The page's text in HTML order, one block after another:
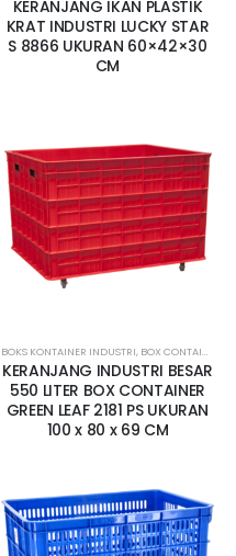
KERANJANG IKAN PLASTIK
KRAT INDUSTRI LUCKY STAR
S 8866 UKURAN 60×42×30
CM
,BOX CONTAINER BESAR
BOKS KONTAINER INDUSTRI, BOX CONTAINER BESAR
KERANJANG INDUSTRI BESAR
550 LITER BOX CONTAINER
GREEN LEAF 2181 PS UKURAN
100 x 80 x 69 CM